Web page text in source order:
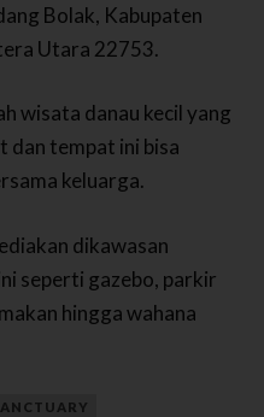
Bolak, Kabupaten
Utara 22753.
wisata danau kecil yang
dan tempat ini bisa
keluarga.
dikawasan
seperti gazebo, parkir
hingga wahana